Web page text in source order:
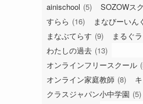
ainischool (5) SOZOWス
すらら (16) まなびーいん
まなぶてらす (9) まるぐ
わたしの過去 (13)
オンラインフリースクール
オンライン家庭教師 (8)
クラスジャパン小中学園 (5)